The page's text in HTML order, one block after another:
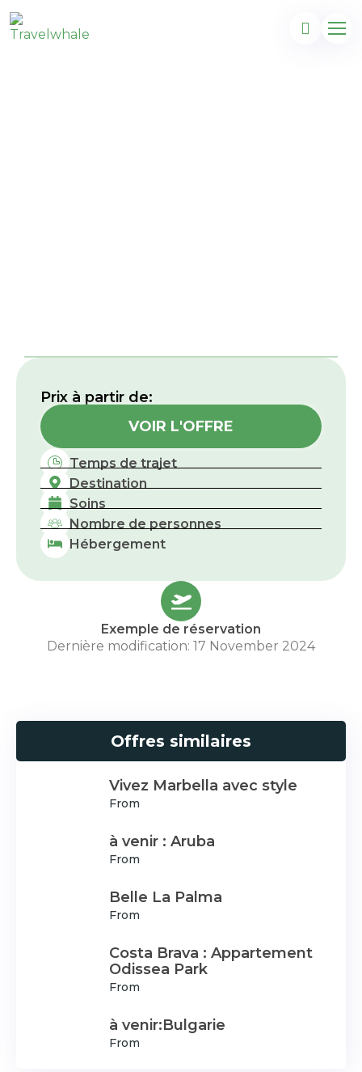
Prix ​​à partir de:
VOIR L'OFFRE
Temps de trajet
Destination
Soins
Nombre de personnes
Hébergement
Exemple de réservation
Dernière modification: 17 November 2024
Offres similaires
Vivez Marbella avec style
From
à venir : Aruba
From
Belle La Palma
From
Costa Brava : Appartement
Odissea Park
From
à venir:Bulgarie
From